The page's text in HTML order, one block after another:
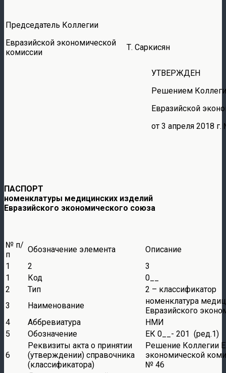
Председатель Коллегии
Евразийской экономической
комиссии
Т. Саркисян
УТВЕРЖДЕН
Решением
Евразийской
от 3 апреля 2018
ПАСПОРТ
номенклатуры медицинских изделий
Евразийского экономического союза
№ п/
п
Обозначение элемента
Описание
1
2
3
1
Код
0__
2
Тип
2 – классификатор
3
Наименование
номенклатура
Евразийского
4
Аббревиатура
НМИ
5
Обозначение ЕК 0__- 201 (ред.1)
6
Реквизиты акта о принятии
(утверждении) справочника
(классификатора)
Решение Коллегии
экономической
№ 46